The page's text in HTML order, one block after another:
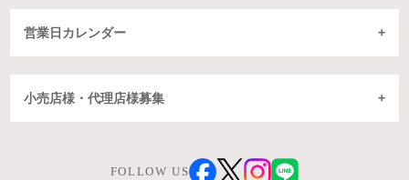
営業日カレンダー
小売店様・代理店様募集
FOLLOW US